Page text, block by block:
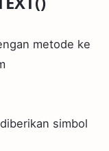
metode ke
simbol